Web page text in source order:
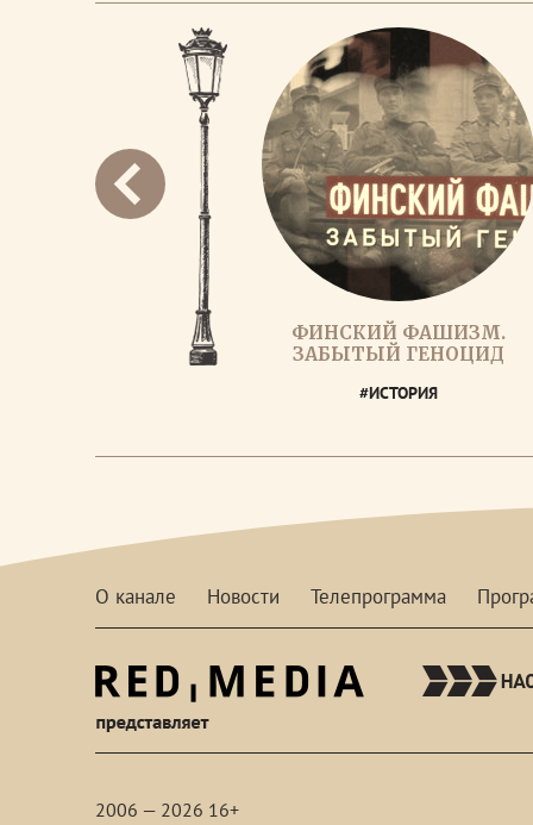
ФИНСКИЙ ФАШИЗМ.
ЗАБЫТЫЙ ГЕНОЦИД
#ИСТОРИЯ
О канале Новости Телепрограмма
2006 — 2026 16+